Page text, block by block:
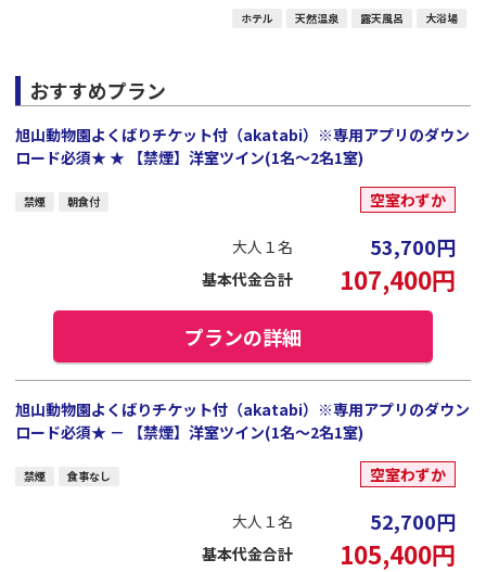
ホテル 天然温泉 露天風呂 大浴場
おすすめプラン
旭山動物園よくばりチケット付（akatabi）※専用アプリのダウン
ロード必須★ ★ 【禁煙】洋室ツイン(1名～2名1室)
禁煙 朝食付 空室わずか
大人１名 53,700円
基本代金合計 107,400円
プランの詳細
旭山動物園よくばりチケット付（akatabi）※専用アプリのダウン
ロード必須★ － 【禁煙】洋室ツイン(1名～2名1室)
禁煙 食事なし 空室わずか
大人１名 52,700円
基本代金合計 105,400円